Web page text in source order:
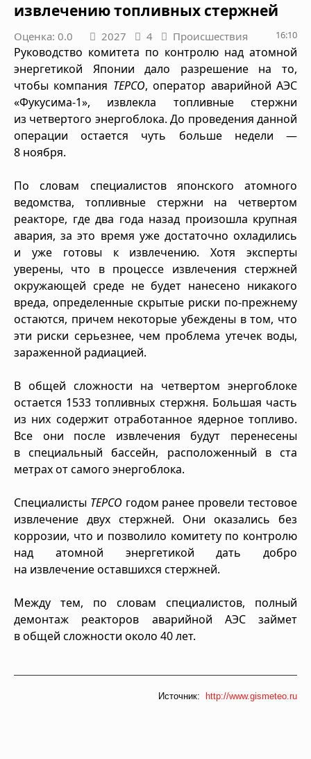
извлечению топливных стержней
Оценка: 0.0 2027 4 Происшествия 16:10
Руководство комитета по контролю над атомной
энергетикой Японии дало разрешение на то,
чтобы компания ТЕРСО, оператор аварийной АЭС
«Фукусима-1», извлекла топливные стержни
из четвертого энергоблока. До проведения данной
операции остается чуть больше недели —
8 ноября.
По словам специалистов японского атомного
ведомства, топливные стержни на четвертом
реакторе, где два года назад произошла крупная
авария, за это время уже достаточно охладились
и уже готовы к извлечению. Хотя эксперты
уверены, что в процессе извлечения стержней
окружающей среде не будет нанесено никакого
вреда, определенные скрытые риски по-прежнему
остаются, причем некоторые убеждены в том, что
эти риски серьезнее, чем проблема утечек воды,
зараженной радиацией.
В общей сложности на четвертом энергоблоке
остается 1533 топливных стержня. Большая часть
из них содержит отработанное ядерное топливо.
Все они после извлечения будут перенесены
в специальный бассейн, расположенный в ста
метрах от самого энергоблока.
Специалисты ТЕРСО годом ранее провели тестовое
извлечение двух стержней. Они оказались без
коррозии, что и позволило комитету по контролю
над атомной энергетикой дать добро
на извлечение оставшихся стержней.
Между тем, по словам специалистов, полный
демонтаж реакторов аварийной АЭС займет
в общей сложности около 40 лет.
Источник: http://www.gismeteo.ru